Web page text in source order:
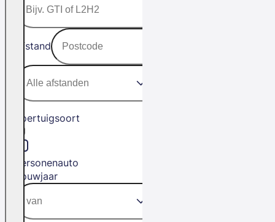
Afstand
Voertuigsoort
Personenauto
Bouwjaar